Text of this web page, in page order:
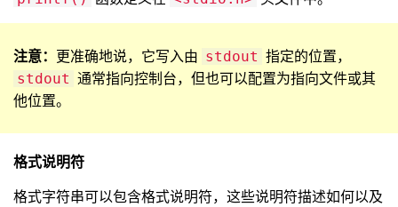
注意： 更准确地说，它写入由 stdout 指定的位置，
stdout 通常指向控制台，但也可以配置为指向文件或其
他位置。
格式说明符
格式字符串可以包含格式说明符，这些说明符描述如何以及